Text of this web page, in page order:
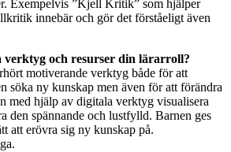
Exempelvis ”Kjell Kritik” som hjälper
innebär och gör det förståeligt även
och resurser din lärarroll?
motiverande verktyg både för att
söka ny kunskap men även för att förändra
med hjälp av digitala verktyg visualisera
den spännande och lustfylld. Barnen ges
att erövra sig ny kunskap på.